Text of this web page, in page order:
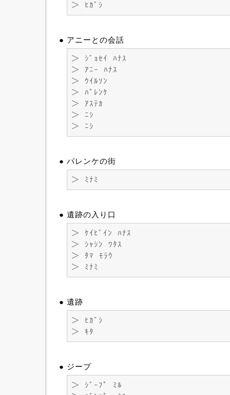
＞ ﾋｶﾞｼ
● アニーとの会話
＞ ｼﾞｮｾｲ ﾊﾅｽ
＞ ｱﾆｰ ﾊﾅｽ
＞ ｳｲﾙｿﾝ
＞ ﾊﾟﾚﾝｹ
＞ ｱｽﾃｶ
＞ ﾆｼ
＞ ﾆｼ
● パレンケの街
＞ ﾐﾅﾐ
● 遺跡の入り口
＞ ｹｲﾋﾞｲﾝ ﾊﾅｽ
＞ ｼｬｼﾝ ﾜﾀｽ
＞ ﾀﾏ ﾓﾗｳ
＞ ﾐﾅﾐ
● 遺跡
＞ ﾋｶﾞｼ
＞ ｷﾀ
● ジープ
＞ ｼﾞｰﾌﾟ ﾐﾙ